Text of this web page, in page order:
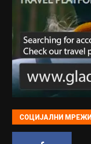
СОЦИЈАЛНИ МРЕЖИ